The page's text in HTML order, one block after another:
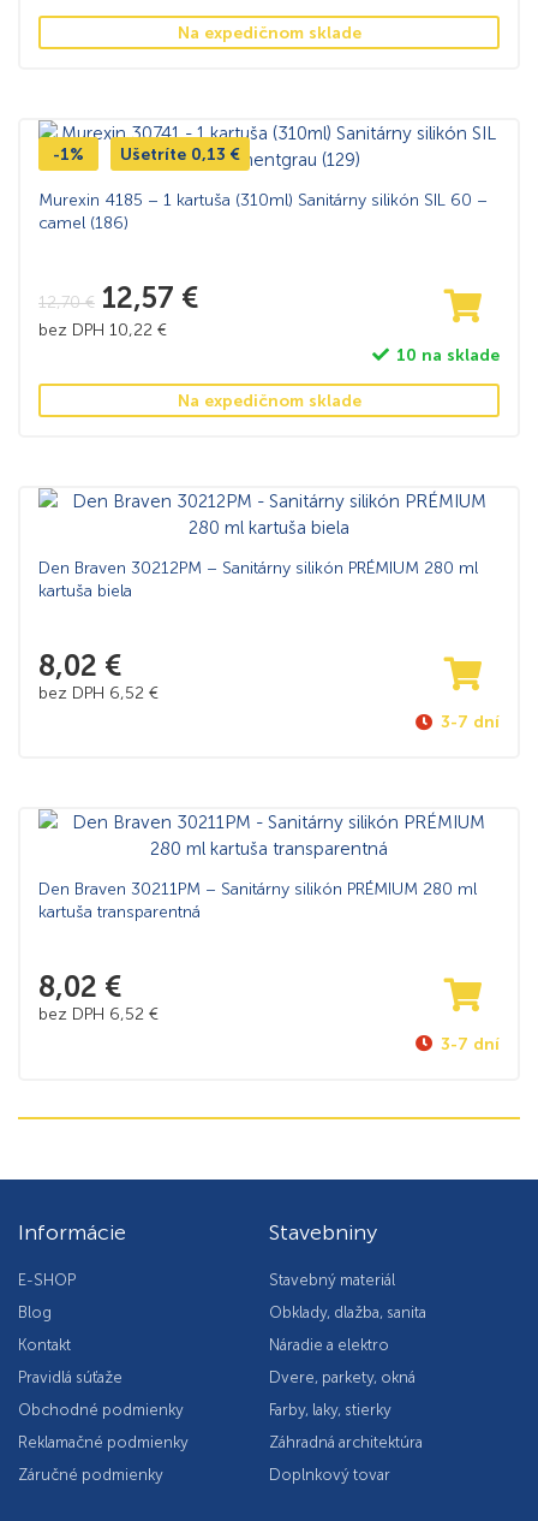
Na expedičnom sklade
-1% Ušetríte 0,13 €
Murexin 4185 – 1 kartuša (310ml) Sanitárny silikón SIL 60 –
camel (186)
12,70€ 12,57 €
bez DPH 10,22 €
10 na sklade
Na expedičnom sklade
Den Braven 30212PM – Sanitárny silikón PRÉMIUM 280 ml
kartuša biela
8,02 €
bez DPH 6,52 €
3-7 dní
Den Braven 30211PM – Sanitárny silikón PRÉMIUM 280 ml
kartuša transparentná
8,02 €
bez DPH 6,52 €
3-7 dní
Informácie
E-SHOP
Blog
Kontakt
Pravidlá súťaže
Obchodné podmienky
Reklamačné podmienky
Záručné podmienky
Stavebniny
Stavebný materiál
Obklady, dlažba, sanita
Náradie a elektro
Dvere, parkety, okná
Farby, laky, stierky
Záhradná architektúra
Doplnkový tovar